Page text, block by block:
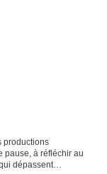
productions
pause, à réfléchir au
dépassent